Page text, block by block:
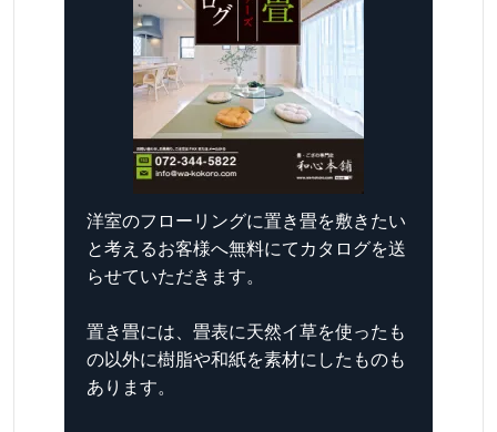
洋室のフローリングに置き畳を敷きたい
と考えるお客様へ無料にてカタログを送
らせていただきます。
置き畳には、畳表に天然イ草を使ったも
の以外に樹脂や和紙を素材にしたものも
あります。